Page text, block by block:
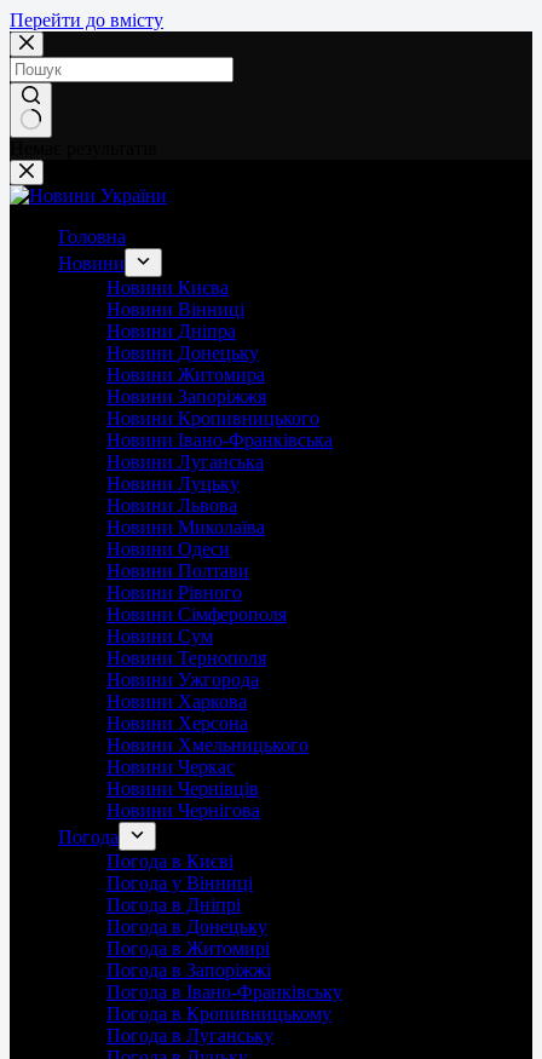
Перейти до вмісту
Головна
Новини
Новини Києва
Новини Вінниці
Новини Дніпра
Новини Донецьку
Новини Житомира
Новини Запоріжжя
Новини Кропивницького
Новини Івано-Франківська
Новини Луганська
Новини Луцьку
Новини Львова
Новини Миколаїва
Новини Одеси
Новини Полтави
Новини Рівного
Новини Сімферополя
Новини Сум
Новини Тернополя
Новини Ужгорода
Новини Харкова
Новини Херсона
Новини Хмельницького
Новини Черкас
Новини Чернівців
Новини Чернігова
Погода
Погода в Києві
Погода у Вінниці
Погода в Дніпрі
Погода в Донецьку
Погода в Житомирі
Погода в Запоріжжі
Погода в Івано-Франківську
Погода в Кропивницькому
Погода в Луганську